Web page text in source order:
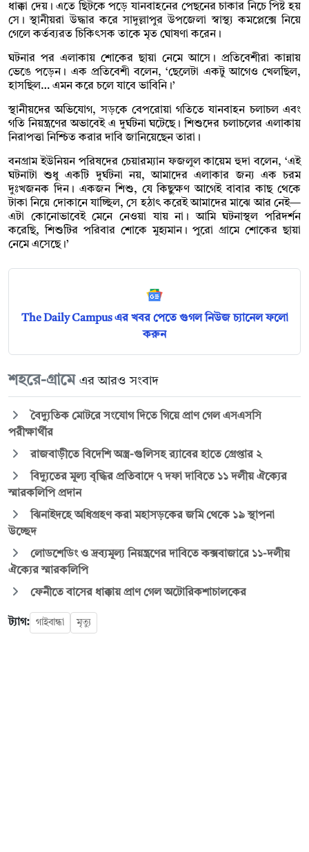
ধাক্কা দেয়। এতে ছিটকে পড়ে যানবাহনের পেছনের চাকার নিচে পিষ্ট হয়
সে। স্থানীয়রা উদ্ধার করে সাদুল্লাপুর উপজেলা স্বাস্থ্য কমপ্লেক্সে নিয়ে
গেলে কর্তব্যরত চিকিৎসক তাকে মৃত ঘোষণা করেন।
ঘটনার পর এলাকায় শোকের ছায়া নেমে আসে। প্রতিবেশীরা কান্নায়
ভেঙে পড়েন। এক প্রতিবেশী বলেন, ‘ছেলেটা একটু আগেও খেলছিল,
হাসছিল… এমন করে চলে যাবে ভাবিনি।’
স্থানীয়দের অভিযোগ, সড়কে বেপরোয়া গতিতে যানবাহন চলাচল এবং
গতি নিয়ন্ত্রণের অভাবেই এ দুর্ঘটনা ঘটেছে। শিশুদের চলাচলের এলাকায়
নিরাপত্তা নিশ্চিত করার দাবি জানিয়েছেন তারা।
বনগ্রাম ইউনিয়ন পরিষদের চেয়ারম্যান ফজলুল কায়েম হুদা বলেন, ‘এই
ঘটনাটা শুধু একটি দুর্ঘটনা নয়, আমাদের এলাকার জন্য এক চরম
দুঃখজনক দিন। একজন শিশু, যে কিছুক্ষণ আগেই বাবার কাছ থেকে
টাকা নিয়ে দোকানে যাচ্ছিল, সে হঠাৎ করেই আমাদের মাঝে আর নেই—
এটা কোনোভাবেই মেনে নেওয়া যায় না। আমি ঘটনাস্থল পরিদর্শন
করেছি, শিশুটির পরিবার শোকে মুহ্যমান। পুরো গ্রামে শোকের ছায়া
নেমে এসেছে।’
The Daily Campus এর খবর পেতে গুগল নিউজ চ্যানেল ফলো
করুন
শহরে-গ্রামে এর আরও সংবাদ
বৈদ্যুতিক মোটরে সংযোগ দিতে গিয়ে প্রাণ গেল এসএসসি
পরীক্ষার্থীর
রাজবাড়ীতে বিদেশি অস্ত্র-গুলিসহ র‍্যাবের হাতে গ্রেপ্তার ২
বিদ্যুতের মূল্য বৃদ্ধির প্রতিবাদে ৭ দফা দাবিতে ১১ দলীয় ঐক্যের
স্মারকলিপি প্রদান
ঝিনাইদহে অধিগ্রহণ করা মহাসড়কের জমি থেকে ১৯ স্থাপনা
উচ্ছেদ
লোডশেডিং ও দ্রব্যমূল্য নিয়ন্ত্রণের দাবিতে কক্সবাজারে ১১-দলীয়
ঐক্যের স্মারকলিপি
ফেনীতে বাসের ধাক্কায় প্রাণ গেল অটোরিকশাচালকের
ট্যাগ: গাইবান্ধা মৃত্যু